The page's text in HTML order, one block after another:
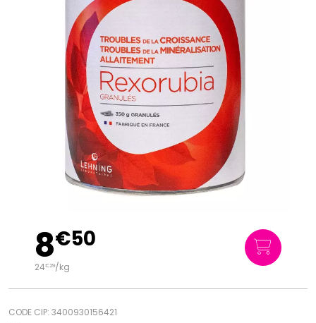
8€50
24€29/kg
CODE CIP: 3400930156421